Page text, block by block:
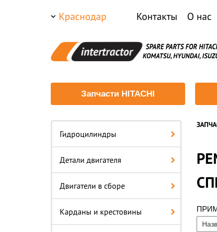
Краснодар Контакты О нас
Запчасти HITACHI
Гидроцилиндры
Детали двигателя
Двигатели в сборе
Карданы и крестовины